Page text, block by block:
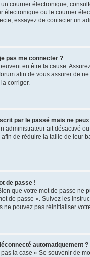
courrier électronique,
électronique ou le courrier
essayez de contacter un
pas me connecter ?
en être la cause.
afin de vous assurer de
corriger.
par le passé mais ne
administrateur ait désactivé
de réduire la taille de leur
de passe !
que votre mot de passe ne
de passe ». Suivez les
ne pouvez pas réinitialiser
automatiquement ?
la case « Se souvenir de